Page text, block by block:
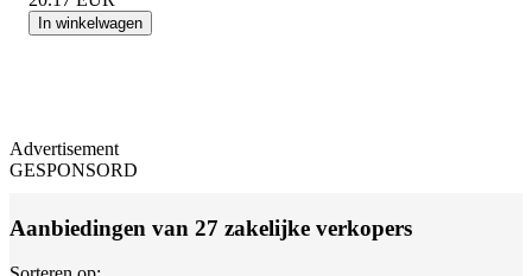
In winkelwagen
Advertisement
GESPONSORD
Aanbiedingen van 27 zakelijke verkopers